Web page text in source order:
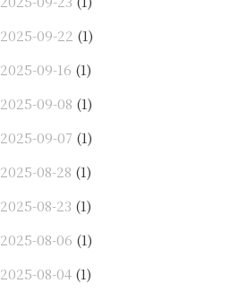
2025-09-22 (1)
2025-09-16 (1)
2025-09-08 (1)
2025-09-07 (1)
2025-08-28 (1)
2025-08-23 (1)
2025-08-06 (1)
2025-08-04 (1)